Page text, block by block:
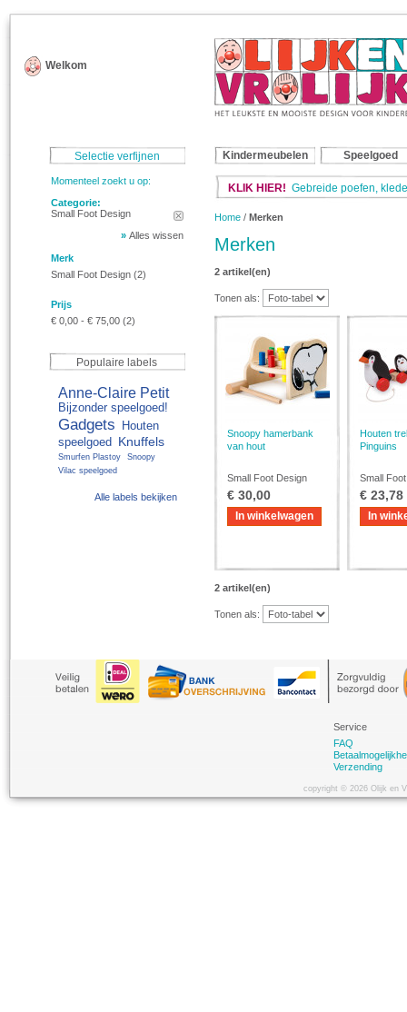
Welkom
Kindermeubelen Speelgoed
KLIK HIER! Gebreide poefen,
Home / Merken
Merken
2 artikel(en)
Tonen als:
Snoopy hamerbank
van hout
Small Foot Design
€ 30,00
In winkelwagen
Houten
Pinguins
Small
€ 23,78
In
2 artikel(en)
Tonen als:
Selectie verfijnen
Momenteel zoekt u op:
Categorie:
Small Foot Design
» Alles wissen
Merk
Small Foot Design (2)
Prijs
€ 0,00 - € 75,00 (2)
Populaire labels
Anne-Claire Petit
Bijzonder speelgoed!
Gadgets
Houten
speelgoed
Knuffels
Smurfen Plastoy
Snoopy
Vilac speelgoed
Alle labels bekijken
Service
FAQ
Verzending
copyright © 2026 Olijk en